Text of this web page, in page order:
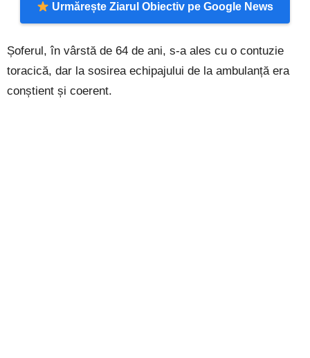
Urmărește Ziarul Obiectiv pe Google News
Șoferul, în vârstă de 64 de ani, s-a ales cu o contuzie
toracică, dar la sosirea echipajului de la ambulanță era
conștient și coerent.